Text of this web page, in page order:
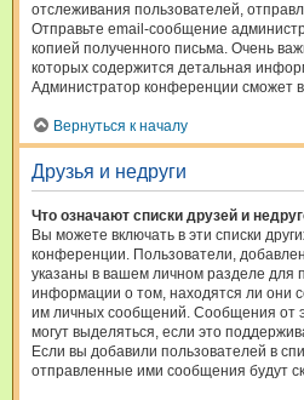
отслеживания пользователей,
Отправьте email-сообщение
копией полученного письма. Очень
которых содержится детальная
Администратор конференции сможет
Вернуться к началу
Друзья и недруги
Что означают списки друзей и
Вы можете включать в эти списки
конференции. Пользователи,
указаны в вашем личном разделе для
информации о том, находятся ли они
им личных сообщений. Сообщения от
могут выделяться, если это
Если вы добавили пользователей в
отправленные ими сообщения будут